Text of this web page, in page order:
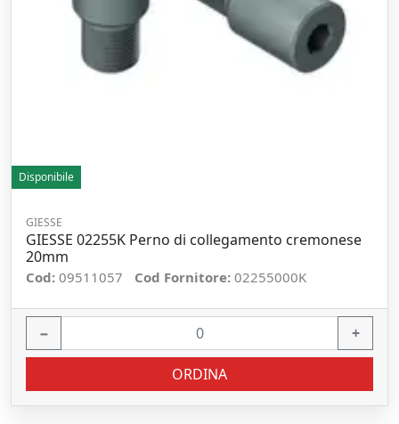
Disponibile
GIESSE
GIESSE 02255K Perno di collegamento cremonese
20mm
Cod: 09511057 Cod Fornitore: 02255000K
− +
ORDINA